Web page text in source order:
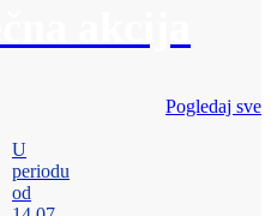
Pogledaj sve
U
periodu
od